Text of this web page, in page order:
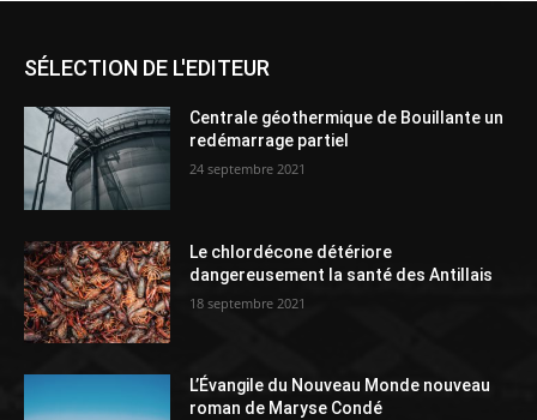
SÉLECTION DE L'EDITEUR
Centrale géothermique de Bouillante un
redémarrage partiel
24 septembre 2021
Le chlordécone détériore
dangereusement la santé des Antillais
18 septembre 2021
L’Évangile du Nouveau Monde nouveau
roman de Maryse Condé